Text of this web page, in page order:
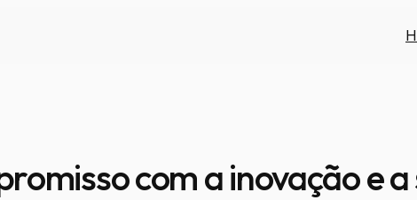
com a inovação e